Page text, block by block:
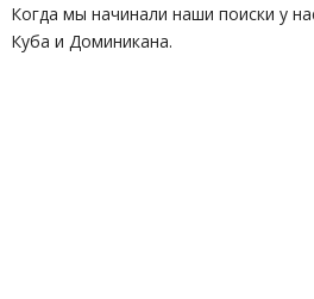
Когда мы начинали наши поиски у
Куба и Доминикана.